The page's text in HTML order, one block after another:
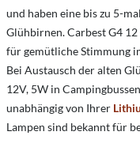
und haben eine bis zu 5-
Glühbirnen. Carbest G4
für gemütliche Stimmung
Bei Austausch der alten
12V, 5W in
unabhängig von Ihrer
Lampen sind bekannt für